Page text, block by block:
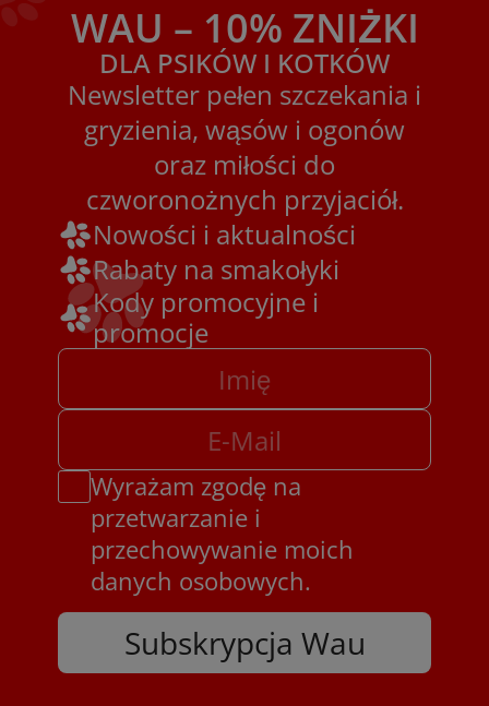
WAU – 10% ZNIŻKI
DLA PSIKÓW I KOTKÓW
Newsletter pełen szczekania i
gryzienia, wąsów i ogonów
oraz miłości do
czworonożnych przyjaciół.
Nowości i aktualności
Rabaty na smakołyki
Kody promocyjne i
promocje
Subskrypcja Wau
Wyrażam zgodę na
przetwarzanie i
przechowywanie moich
danych osobowych.